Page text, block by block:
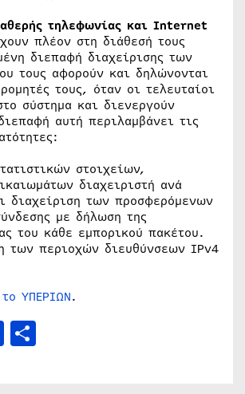
τηλεφωνίας και Internet
πλέον στη διάθεσή τους
διεπαφή διαχείρισης των
τους αφορούν και δηλώνονται
τους, όταν οι τελευταίοι
σύστημα και διενεργούν
αυτή περιλαμβάνει τις
στοιχείων,
διαχειριστή ανά
διαχείριση των προσφερόμενων
με δήλωση της
του κάθε εμπορικού πακέτου.
των περιοχών διευθύνσεων IPv4
YΠΕΡΙΩΝ.
Messenger